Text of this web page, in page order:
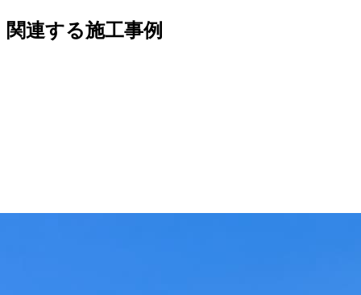
関連する施工事例